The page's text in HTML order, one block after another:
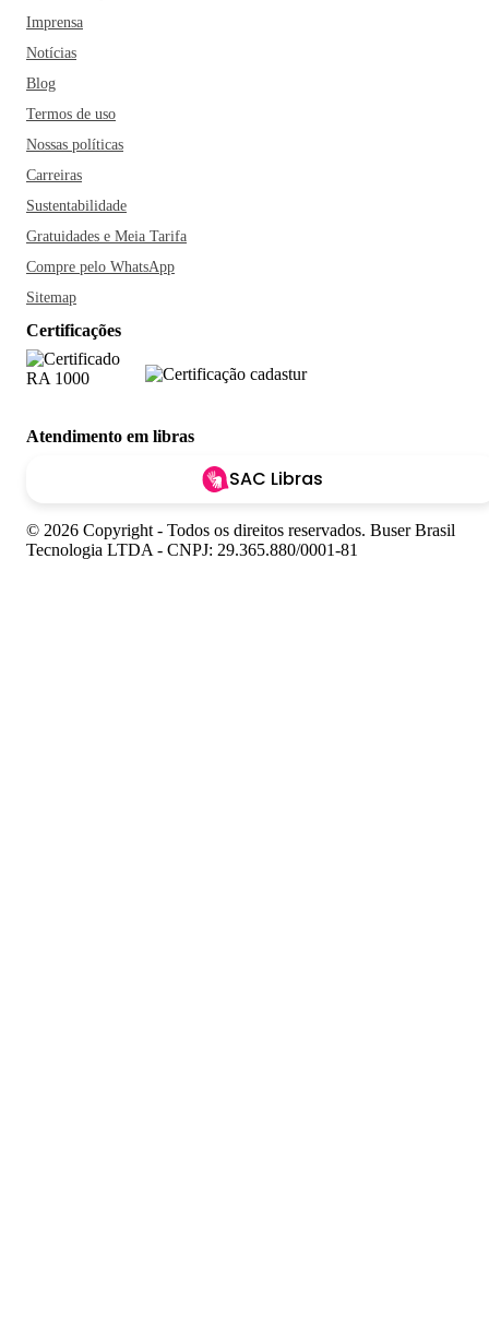
Imprensa
Notícias
Blog
Termos de uso
Nossas políticas
Carreiras
Sustentabilidade
Gratuidades e Meia Tarifa
Compre pelo WhatsApp
Sitemap
Certificações
Atendimento em libras
SAC Libras
© 2026 Copyright - Todos os direitos reservados. Buser Brasil
Tecnologia LTDA - CNPJ: 29.365.880/0001-81